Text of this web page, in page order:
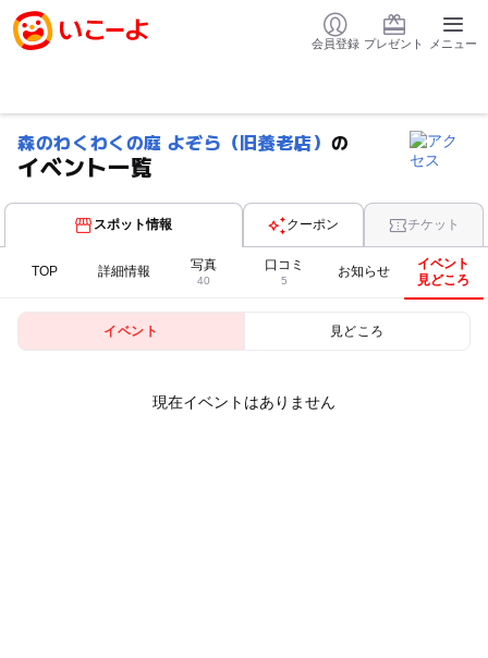
会員登録 プレゼント メニュー
森のわくわくの庭 よぞら（旧養老店） の
イベント一覧
スポット情報 クーポン チケット
TOP 詳細情報 写真
40
口コミ
5
お知らせ
イベント
見どころ
イベント 見どころ
現在イベントはありません